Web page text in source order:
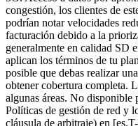
congestión, los clientes de
podrían notar velocidades
facturación debido a la
generalmente en calidad SD
aplican los términos de tu
posible que debas realizar
obtener cobertura completa.
algunas áreas. No disponible
Políticas de gestión de red y
cláusula de arbitraje) en